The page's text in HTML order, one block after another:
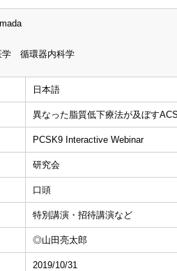
学 循環器内科学
日本語
異なった脂質低下療法が及ぼす
PCSK9 Interactive Webinar
研究会
口頭
特別講演・招待講演など
◎山田亮太郎
2019/10/31